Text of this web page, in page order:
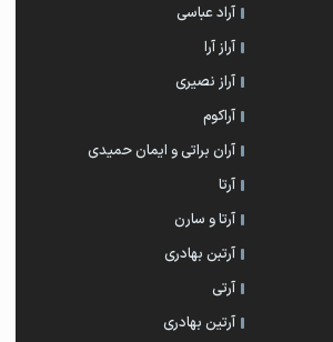
آراد عباسی
آراز آرا
آراز نصیری
آراکوم
آران براتی و ایمان حمیدی
آرتا
آرتا و سارن
آرتبن بهادری
آرتی
آرتین بهادری